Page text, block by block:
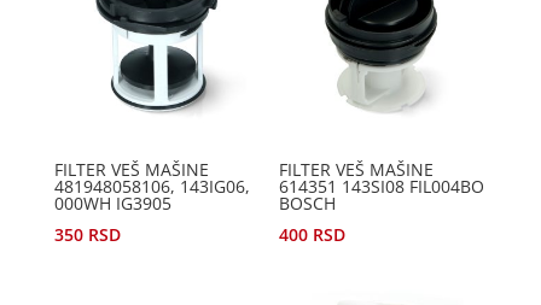
FILTER VEŠ MAŠINE
481948058106, 143IG06,
000WH IG3905
350 RSD
FILTER VEŠ MAŠINE
614351 143SI08 FIL004BO
BOSCH
400 RSD